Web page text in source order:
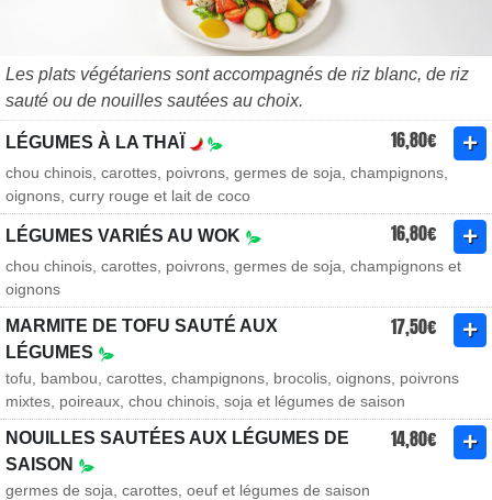
Les plats végétariens sont accompagnés de riz blanc, de riz
sauté ou de nouilles sautées au choix.
LÉGUMES À LA THAÏ 16,80€
chou chinois, carottes, poivrons, germes de soja, champignons,
oignons, curry rouge et lait de coco
LÉGUMES VARIÉS AU WOK 16,80€
chou chinois, carottes, poivrons, germes de soja, champignons et
oignons
MARMITE DE TOFU SAUTÉ AUX
LÉGUMES
17,50€
tofu, bambou, carottes, champignons, brocolis, oignons, poivrons
mixtes, poireaux, chou chinois, soja et légumes de saison
NOUILLES SAUTÉES AUX LÉGUMES DE
SAISON
14,80€
germes de soja, carottes, oeuf et légumes de saison